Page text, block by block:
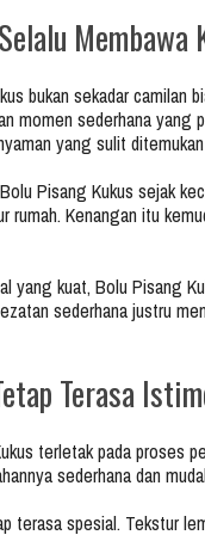
Membawa
bukan sekadar camilan
momen sederhana yang
yang sulit ditemukan
Pisang Kukus sejak
rumah. Kenangan itu
yang kuat, Bolu Pisang
sederhana justru
Terasa
terletak pada proses
sederhana dan
terasa spesial. Tekstur